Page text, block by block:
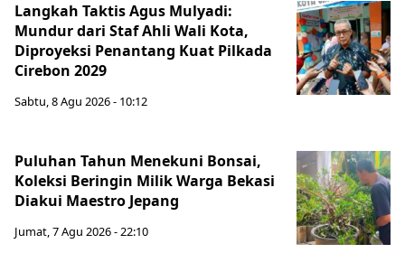
Langkah Taktis Agus Mulyadi:
Mundur dari Staf Ahli Wali Kota,
Diproyeksi Penantang Kuat Pilkada
Cirebon 2029
Sabtu, 8 Agu 2026 - 10:12
Puluhan Tahun Menekuni Bonsai,
Koleksi Beringin Milik Warga Bekasi
Diakui Maestro Jepang
Jumat, 7 Agu 2026 - 22:10